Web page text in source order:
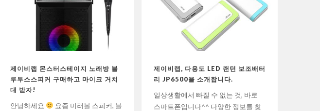
제이비랩 몬스터스테이지 노래방 블
루투스스피커 구매하고 마이크 거치
대 받자!
안녕하세요
요즘 미러볼 스피커, 블
제이비랩, 다용도 LED 랜턴 보조배터
리 JP6500을 소개합니다.
일상생활에서 빠질 수 없는 것, 바로
스마트폰입니다^^ 다양한 정보를 찾